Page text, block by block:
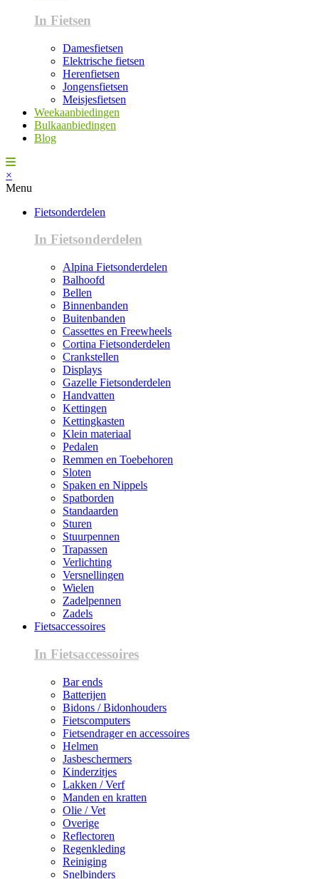
In Fietsen
Damesfietsen
Elektrische fietsen
Herenfietsen
Jongensfietsen
Meisjesfietsen
Weekaanbiedingen
Bulkaanbiedingen
Blog
×
Menu
Fietsonderdelen
In Fietsonderdelen
Alpina Fietsonderdelen
Balhoofd
Bellen
Binnenbanden
Buitenbanden
Cassettes en Freewheels
Cortina Fietsonderdelen
Crankstellen
Displays
Gazelle Fietsonderdelen
Handvatten
Kettingen
Kettingkasten
Klein materiaal
Pedalen
Remmen en Toebehoren
Sloten
Spaken en Nippels
Spatborden
Standaarden
Sturen
Stuurpennen
Trapassen
Verlichting
Versnellingen
Wielen
Zadelpennen
Zadels
Fietsaccessoires
In Fietsaccessoires
Bar ends
Batterijen
Bidons / Bidonhouders
Fietscomputers
Fietsendrager en accessoires
Helmen
Jasbeschermers
Kinderzitjes
Lakken / Verf
Manden en kratten
Olie / Vet
Overige
Reflectoren
Regenkleding
Reiniging
Snelbinders